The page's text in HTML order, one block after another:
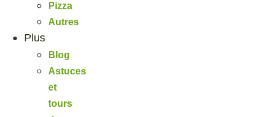
Pizza
Autres
Plus
Blog
Astuces
et
tours